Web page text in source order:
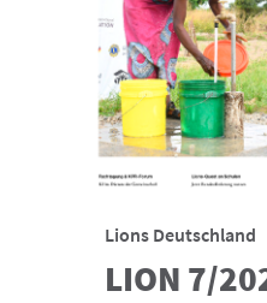
Lions Deutschland
LION 7/